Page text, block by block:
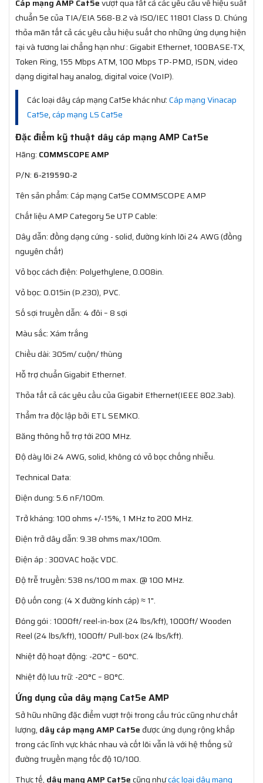
Cáp mạng AMP Cat5evượt qua tất cả các yêu cầu về hiệu suất
chuẩn 5e của TIA/EIA 568-B.2 và ISO/IEC 11801 Class D. Chúng
thỏa mãn tất cả các yêu cầu hiệu suất cho những ứng dụng hiện
tại và tương lai chẳng hạn như : Gigabit Ethernet, 100BASE-TX,
Token Ring, 155 Mbps ATM, 100 Mbps TP-PMD, ISDN, video
dạng digital hay analog, digital voice (VoIP).
Các loại dây cáp mạng Cat5e khác như:Cáp mạng Vinacap
Cat5e,cáp mạng LS Cat5e
Đặc điểm kỹ thuật dây cáp mạng AMP Cat5e
Hãng: COMMSCOPE AMP
P/N: 6-219590-2
Tên sản phẩm: Cáp mạng Cat5e COMMSCOPE AMP
Chất liệu AMP Category 5e UTP Cable:
Dây dẫn: đồng dạng cứng - solid, đường kính lõi 24 AWG (đồng
nguyên chất)
Vỏ bọc cách điện: Polyethylene, 0.008in.
Vỏ bọc: 0.015in (Þ.230), PVC.
Số sợi truyền dẫn: 4 đôi – 8 sợi
Màu sắc: Xám trắng
Chiều dài: 305m/ cuộn/ thùng
Hỗ trợ chuẩn Gigabit Ethernet.
Thỏa tất cả các yêu cầu của Gigabit Ethernet(IEEE 802.3ab).
Thẩm tra độc lập bởi ETL SEMKO.
Băng thông hỗ trợ tới 200 MHz.
Độ dày lõi 24 AWG, solid, không có vỏ bọc chống nhiễu.
Technical Data:
Điện dung: 5.6 nF/100m.
Trở kháng: 100 ohms +/-15%, 1 MHz to 200 MHz.
Điện trở dây dẫn: 9.38 ohms max/100m.
Điện áp : 300VAC hoặc VDC.
Độ trễ truyền: 538 ns/100 m max. @ 100 MHz.
Độ uốn cong: (4 X đường kính cáp) ≈ 1".
Đóng gói : 1000ft/ reel-in-box (24 lbs/kft), 1000ft/ Wooden
Reel (24 lbs/kft), 1000ft/ Pull-box (24 lbs/kft).
Nhiệt độ hoạt động: -20°C – 60°C.
Nhiệt độ lưu trữ: -20°C – 80°C.
Ứng dụng của dây mạng Cat5e AMP
Sở hữu những đặc điểm vượt trội trong cấu trúc cũng như chất
lượng, dây cáp mạng AMP Cat5e được ứng dụng rộng khắp
trong các lĩnh vực khác nhau và cốt lõi vẫn là với hệ thống sử
đường truyền mạng tốc độ 10/100.
Thực tế, dây mạng AMP Cat5ecũng nhưcác loại dây mạng